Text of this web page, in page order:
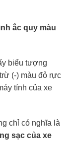
ắc quy màu
biểu tượng
(-) màu đỏ rực
tính của xe
chỉ có nghĩa là
sạc của xe